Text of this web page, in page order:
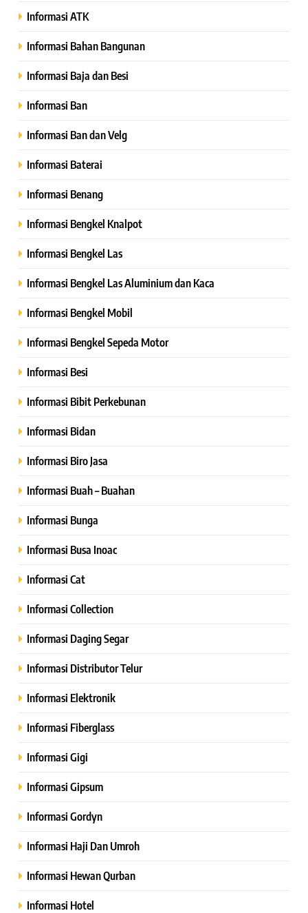
Informasi ATK
Informasi Bahan Bangunan
Informasi Baja dan Besi
Informasi Ban
Informasi Ban dan Velg
Informasi Baterai
Informasi Benang
Informasi Bengkel Knalpot
Informasi Bengkel Las
Informasi Bengkel Las Aluminium dan Kaca
Informasi Bengkel Mobil
Informasi Bengkel Sepeda Motor
Informasi Besi
Informasi Bibit Perkebunan
Informasi Bidan
Informasi Biro Jasa
Informasi Buah – Buahan
Informasi Bunga
Informasi Busa Inoac
Informasi Cat
Informasi Collection
Informasi Daging Segar
Informasi Distributor Telur
Informasi Elektronik
Informasi Fiberglass
Informasi Gigi
Informasi Gipsum
Informasi Gordyn
Informasi Haji Dan Umroh
Informasi Hewan Qurban
Informasi Hotel